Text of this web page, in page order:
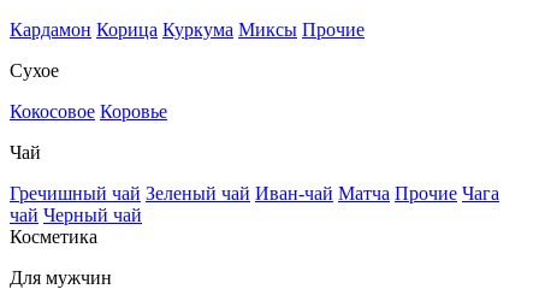
Кардамон Корица Куркума Миксы Прочие
Сухое
Кокосовое Коровье
Чай
Гречишный чай Зеленый чай Иван-чай Матча Прочие Чага
чай Черный чай
Косметика
Для мужчин